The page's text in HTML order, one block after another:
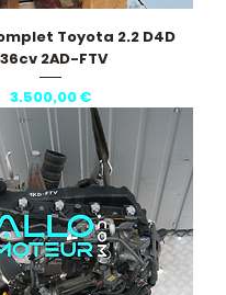
Toyota 2.2 D4D
2AD-FTV
Pris
3.500,00 €